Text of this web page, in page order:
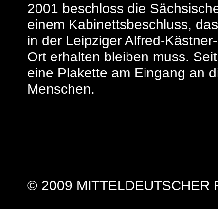
2001 beschloss die
einem Kabinettsbeschluss,
in der Leipziger Alfred-
Ort erhalten bleiben muss.
eine Plakette am Eingang an
Menschen.
© 2009 MITTELDEUTSCHER